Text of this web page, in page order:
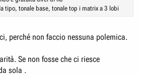
tipo, tonale base, tonale top i matrix a 3 lobi
perché non faccio nessuna polemica.
Se non fosse che ci riesce
sola .